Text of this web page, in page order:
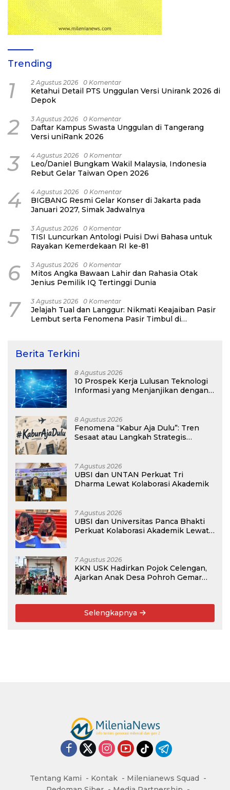
Trending
1 2 Agustus 2026 0 Komentar
Ketahui Detail PTS Unggulan Versi Unirank 2026 di
Depok
2 3 Agustus 2026 0 Komentar
Daftar Kampus Swasta Unggulan di Tangerang
Versi uniRank 2026
3 4 Agustus 2026 0 Komentar
Leo/Daniel Bungkam Wakil Malaysia, Indonesia
Rebut Gelar Taiwan Open 2026
4 4 Agustus 2026 0 Komentar
BIGBANG Resmi Gelar Konser di Jakarta pada
Januari 2027, Simak Jadwalnya
5 3 Agustus 2026 0 Komentar
TISI Luncurkan Antologi Puisi Dwi Bahasa untuk
Rayakan Kemerdekaan RI ke-81
6 3 Agustus 2026 0 Komentar
Mitos Angka Bawaan Lahir dan Rahasia Otak
Jenius Pemilik IQ Tertinggi Dunia
7 3 Agustus 2026 0 Komentar
Jelajah Tual dan Langgur: Nikmati Keajaiban Pasir
Lembut serta Fenomena Pasir Timbul di
Berita Terkini
8 Agustus 2026
10 Prospek Kerja Lulusan Teknologi
Informasi yang Menjanjikan dengan
8 Agustus 2026
Fenomena “Kabur Aja Dulu”: Tren
Sesaat atau Langkah Strategis
7 Agustus 2026
UBSI dan UNTAN Perkuat Tri
Dharma Lewat Kolaborasi Akademik
7 Agustus 2026
UBSI dan Universitas Panca Bhakti
Perkuat Kolaborasi Akademik Lewat
7 Agustus 2026
KKN USK Hadirkan Pojok Celengan,
Ajarkan Anak Desa Pohroh Gemar
Selengkapnya
Tentang Kami Kontak
Milenianews Squad